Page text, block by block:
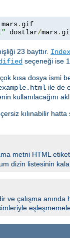
mars. gif
dostlar/mars.
23 bayttır.
seçeneği ise
kısa dosya ismi
ile de
kullanılacağını
kılınabilir
metni HTML
dizin listesinin
ve çalışma